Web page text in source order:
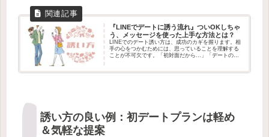
『LINEでデートに誘う流れ』ついOKしちゃ
う、メッセージを使った上手な方法とは？
LINEでのデート誘い方は、成功のカギを握ります。相
手の心をつかむためには、思っていることを理解する
ことが不可欠です。「初対面だから…」「デートの誘
誘い方の良い例：初デートプランは軽め
＆気軽な提案